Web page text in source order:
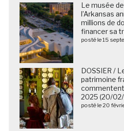
Le musée
l’Arkansas
millions de
financer sa
posté le 15
DOSSIER /
patrimoine
2025 (20/
posté le 20